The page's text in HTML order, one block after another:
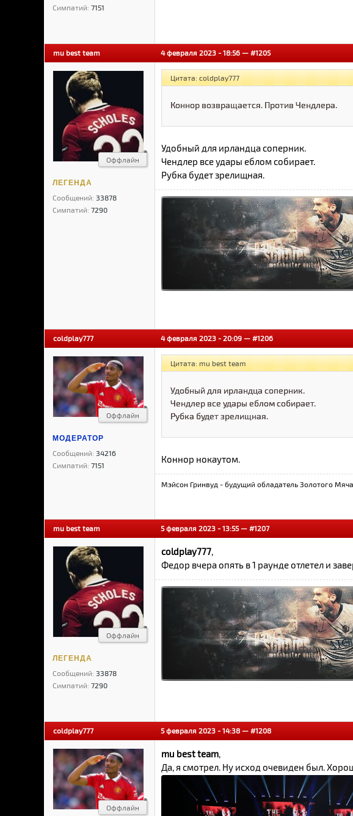
Симпатий: 7151
mu best team 4 февраля 2023 - 18:56 — #1205
Оффлайн
ЛЕГЕНДА
Сообщений: 33878
Симпатий: 7290
Цитата: coldplay777
Коннор возвращается. Против Чендлера.
Удобный для ирландца соперник.
Чендлер все удары еблом собирает.
Рубка будет зрелищная.
coldplay777 4 февраля 2023 - 20:09 — #1206
Оффлайн
МОДЕРАТОР
Сообщений: 34216
Симпатий: 7151
Цитата: mu best team
Удобный для ирландца соперник.
Чендлер все удары еблом собирает.
Рубка будет зрелищная.
Коннор нокаутом.
Мэйсон Гринвуд - будущий обладатель Золотого Мяча.
mu best team 5 февраля 2023 - 13:55 — #1207
Оффлайн
ЛЕГЕНДА
Сообщений: 33878
Симпатий: 7290
coldplay777,
Федор вчера опять в 1 раунде отлетел и
coldplay777 5 февраля 2023 - 14:38 — #1208
Оффлайн
mu best team,
Да, я смотрел. Ну исход очевиден был.